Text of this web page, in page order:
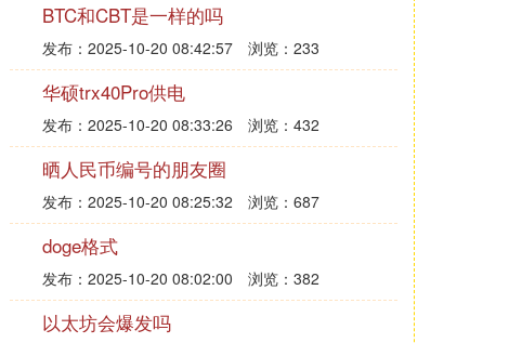
BTC和CBT是一样的吗
发布：2025-10-20 08:42:57 浏览：233
华硕trx40Pro供电
发布：2025-10-20 08:33:26 浏览：432
晒人民币编号的朋友圈
发布：2025-10-20 08:25:32 浏览：687
doge格式
发布：2025-10-20 08:02:00 浏览：382
以太坊会爆发吗